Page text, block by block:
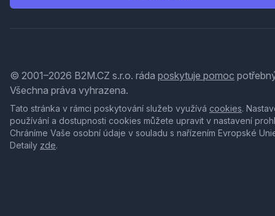
© 2001–2026 B2M.CZ s.r.o. ráda poskytuje pomoc
Všechna práva vyhrazena.
Tato stránka v rámci poskytování služeb využívá cookies.
používání a dostupnosti cookies můžete upravit v nastavení
Chráníme Vaše osobní údaje v souladu s nařízením Evropské
Detaily zde.